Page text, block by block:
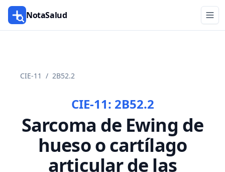
NotaSalud
CIE-11 / 2B52.2
CIE-11: 2B52.2
Sarcoma de Ewing de
hueso o cartílago
articular de las